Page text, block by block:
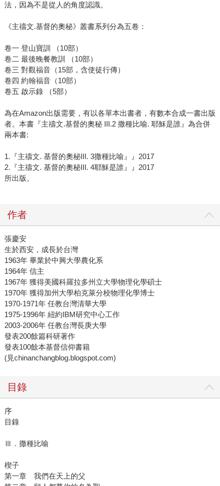
法，因為不是從人的角度認識。
《主禱文.基督的奧秘》叢書系列分為五卷：
卷一 登山寶訓 （10部）
卷二 最後晚餐教訓 （10部）
卷三 對觀福音（15部，含使徒行傳）
卷四 約翰福音（10部）
卷五 啟示錄 （5部）
為在Amazon出版需要，有以各單本出書者，有數本合成一書出版
者。本書『主禱文.基督的奧秘 III.2 撒種比喻. 耶穌是誰』為合併
兩本書:
1.『主禱文. 基督的奧秘III. 3撒種比喻』』2017
2.『主禱文. 基督的奧秘III. 4耶穌是誰』』2017
所出版。
作者
張慶安
生於西安，成長於台灣
1963年 畢業於中興大學農化系
1964年 信主
1967年 獲得美國科羅拉多州立大學物理化學碩士
1970年 獲得加州大學柏克萊分校物理化學博士
1970-1971年 任教台灣清華大學
1975-1996年 紐約IBM研究中心工作
2003-2006年 任教台灣長庚大學
發表200餘篇科研著作
發表100餘本基督信仰書籍
(見chinanchangblog.blogspot.com)
目錄
序
目錄
Ⅲ．撒種比喻
楔子
第一章 我們在天上的父